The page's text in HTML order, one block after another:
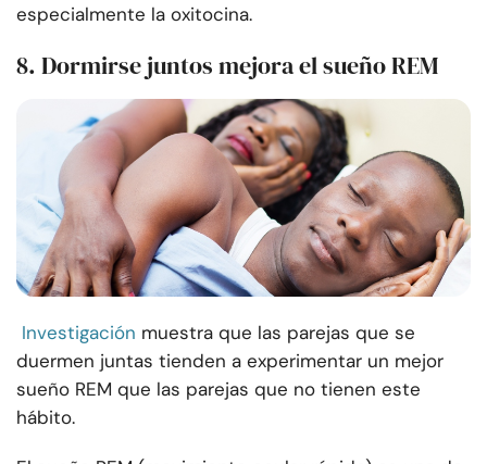
especialmente la oxitocina.
8. Dormirse juntos mejora el sueño REM
Investigación muestra que las parejas que se
duermen juntas tienden a experimentar un mejor
sueño REM que las parejas que no tienen este
hábito.